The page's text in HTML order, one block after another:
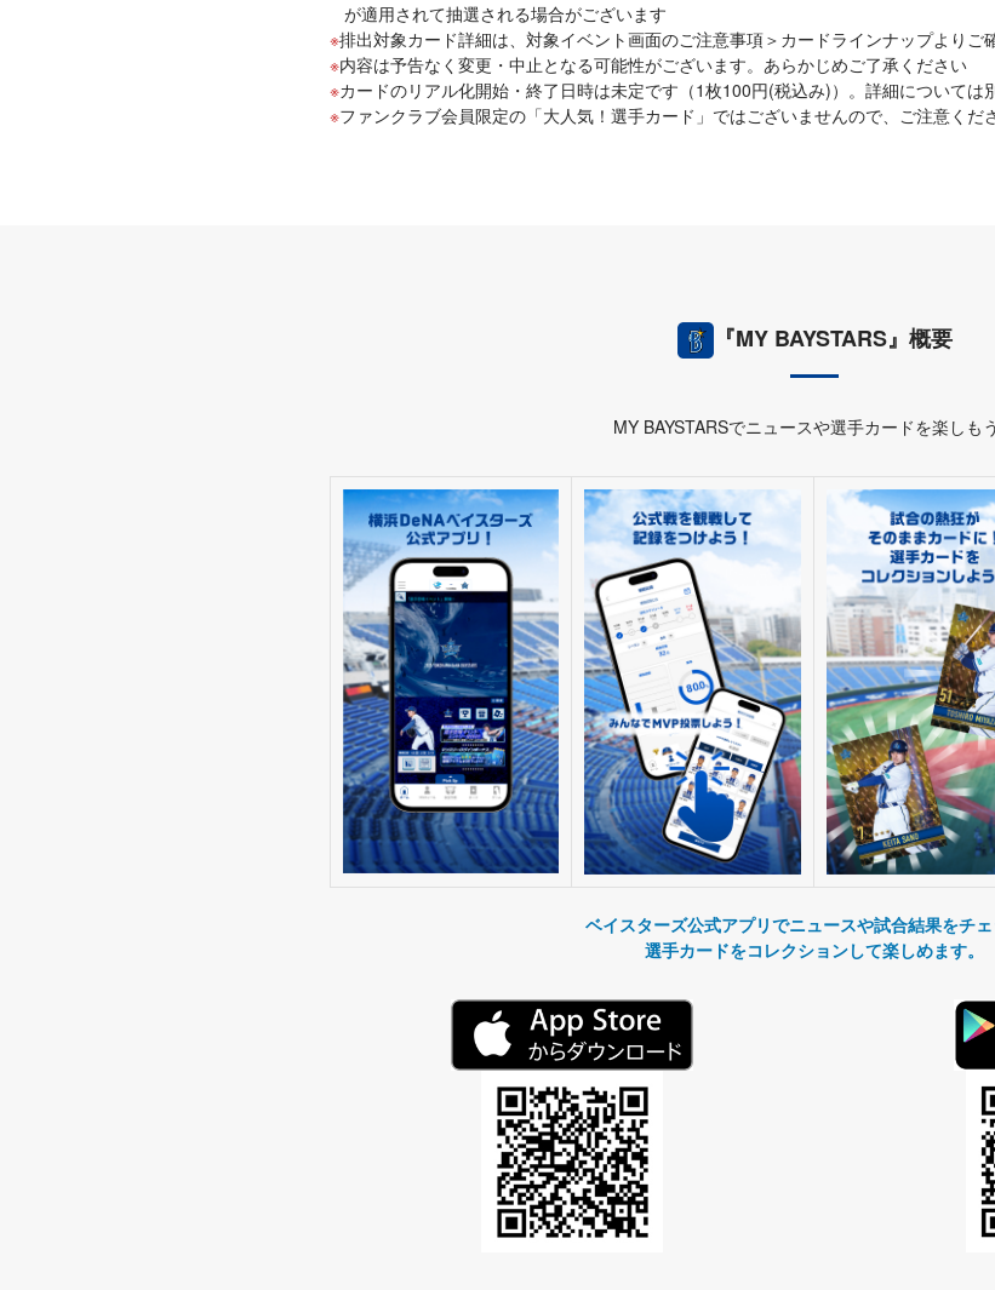
が適用されて抽選される場合がございます
排出対象カード詳細は、対象イベント画面のご注意事項＞カードラインナップよりご
内容は予告なく変更・中止となる可能性がございます。あらかじめご了承ください
カードのリアル化開始・終了日時は未定です（1枚100円(税込み)）。詳細については
ファンクラブ会員限定の「大人気！選手カード」ではございませんので、ご注意くだ
『MY BAYSTARS』概要
MY BAYSTARSでニュースや選手カードを楽しも
ベイスターズ公式アプリでニュースや試合結果をチェ
選手カードをコレクションして楽しめます。